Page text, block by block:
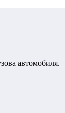
автомобиля.